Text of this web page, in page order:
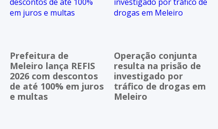
Prefeitura de
Meleiro lança REFIS
2026 com descontos
de até 100% em juros
e multas
Operação conjunta
resulta na prisão de
investigado por
tráfico de drogas em
Meleiro